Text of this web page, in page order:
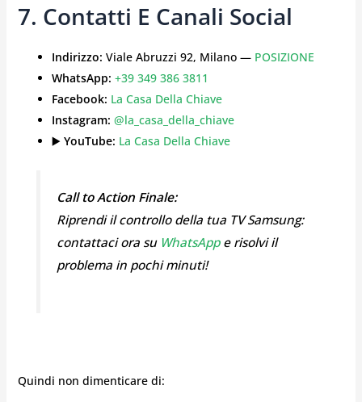
7. Contatti E Canali Social
Indirizzo: Viale Abruzzi 92, Milano — POSIZIONE
WhatsApp: +39 349 386 3811
Facebook: La Casa Della Chiave
Instagram: @la_casa_della_chiave
▶️ YouTube: La Casa Della Chiave
Call to Action Finale:
Riprendi il controllo della tua TV Samsung:
contattaci ora su WhatsAppe risolvi il
problema in pochi minuti!
Quindi non dimenticare di: